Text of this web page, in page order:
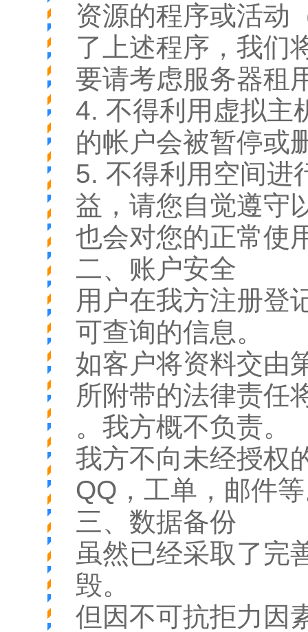
资源的程序或活动
了上述程序，我们
要请考虑服务器租
4. 不得利用虚拟主
的帐户会被暂停或
5. 不得利用空间进
益，请您自觉遵守
也会对您的正常使
二、账户安全
用户在我方注册登
可查询的信息。
如客户将资料交由
所附带的法律责任
。我方概不负责。
我方不向未经授权
QQ，工单，邮件
三、数据备份
虽然已经采取了完
毁。
但因不可抗拒力因